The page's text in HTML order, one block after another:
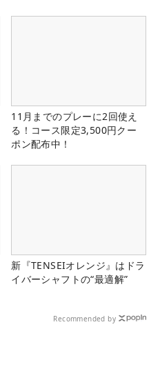
11月までのプレーに2回使え
る！コース限定3,500円クー
ポン配布中！
新『TENSEIオレンジ』はドラ
イバーシャフトの“最適解”
Recommended by